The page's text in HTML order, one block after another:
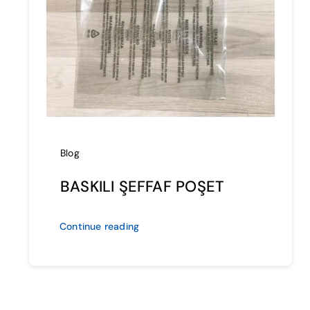
Blog
BASKILI ŞEFFAF POŞET
Continue reading